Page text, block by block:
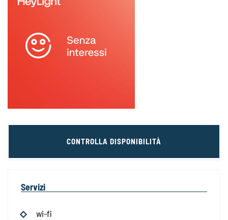
CONTROLLA DISPONIBILITÀ
Servizi
wi-fi